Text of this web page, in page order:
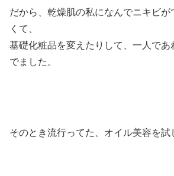
だから、乾燥肌の私になんでニキビが
くて、
基礎化粧品を変えたりして、一人であ
でました。
そのとき流行ってた、オイル美容を試